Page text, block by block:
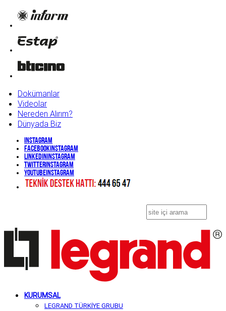
Dokümanlar
Videolar
Nereden Alırım?
Dünyada Biz
Instagram
Facebook Instagram
Linkedin Instagram
Twitter Instagram
YouTube Instagram
KURUMSAL
LEGRAND TÜRKİYE GRUBU